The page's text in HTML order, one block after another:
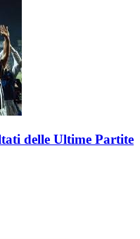
delle Ultime Partite